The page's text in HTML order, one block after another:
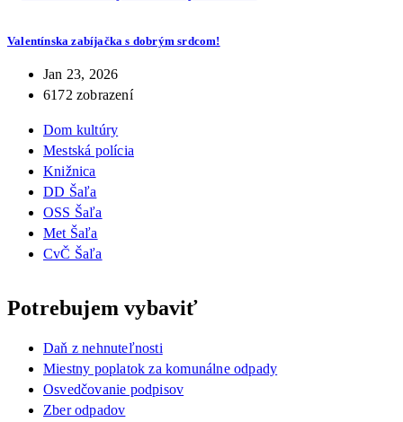
Valentínska zabíjačka s dobrým srdcom!
Jan 23, 2026
6172 zobrazení
Dom kultúry
Mestská polícia
Knižnica
DD Šaľa
OSS Šaľa
Met Šaľa
CvČ Šaľa
Potrebujem vybaviť
Daň z nehnuteľnosti
Miestny poplatok za komunálne odpady
Osvedčovanie podpisov
Zber odpadov